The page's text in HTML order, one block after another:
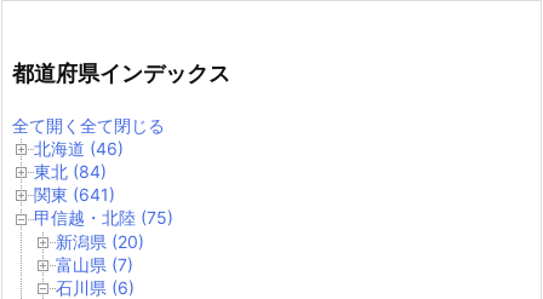
都道府県インデックス
全て開く 全て閉じる
北海道 (46)
東北 (84)
関東 (641)
甲信越・北陸 (75)
新潟県 (20)
富山県 (7)
石川県 (6)